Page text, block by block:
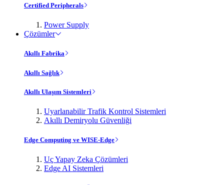
Certified Peripherals
Power Supply
Çözümler
Akıllı Fabrika
Akıllı Sağlık
Akıllı Ulaşım Sistemleri
Uyarlanabilir Trafik Kontrol Sistemleri
Akıllı Demiryolu Güvenliği
Edge Computing ve WISE-Edge
Uç Yapay Zeka Çözümleri
Edge AI Sistemleri